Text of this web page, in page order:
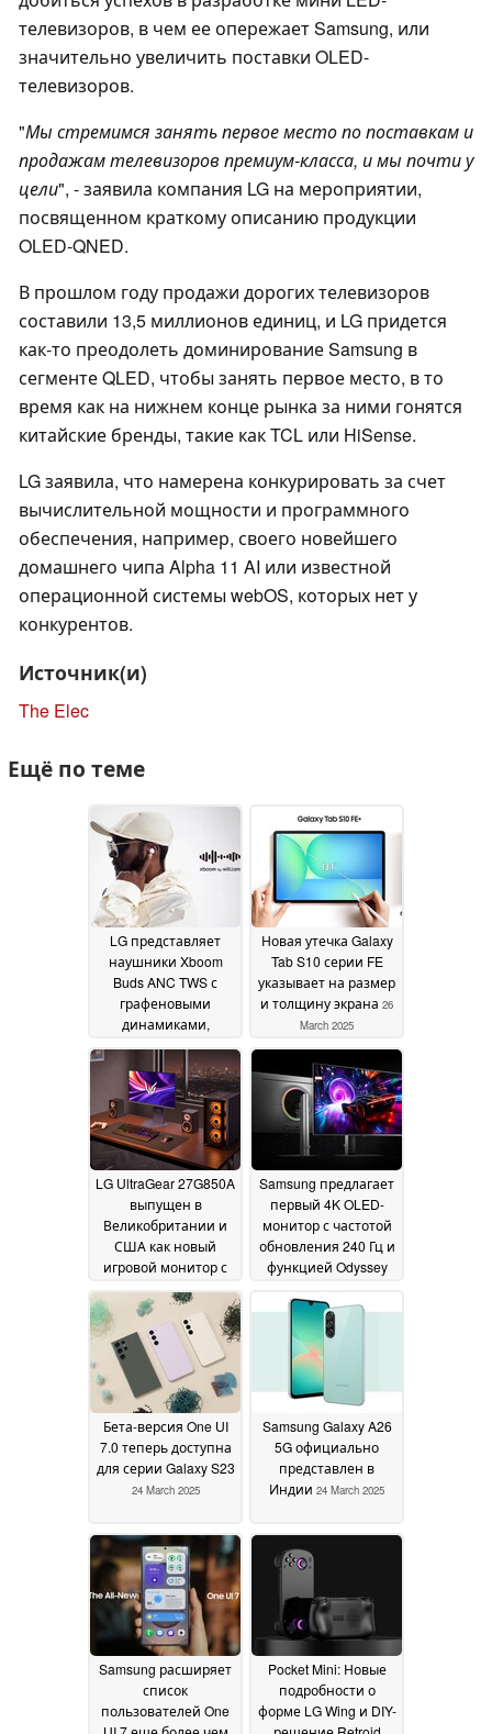
телевизоров, в чем ее опережает Samsung, или
значительно увеличить поставки OLED-
телевизоров.
"Мы стремимся занять первое место по поставкам и
продажам телевизоров премиум-класса, и мы почти у
цели", - заявила компания LG на мероприятии,
посвященном краткому описанию продукции
OLED-QNED.
В прошлом году продажи дорогих телевизоров
составили 13,5 миллионов единиц, и LG придется
как-то преодолеть доминирование Samsung в
сегменте QLED, чтобы занять первое место, в то
время как на нижнем конце рынка за ними гонятся
китайские бренды, такие как TCL или HiSense.
LG заявила, что намерена конкурировать за счет
вычислительной мощности и программного
обеспечения, например, своего новейшего
домашнего чипа Alpha 11 AI или известной
операционной системы webOS, которых нет у
конкурентов.
Источник(и)
The Elec
Ещё по теме
LG представляет
наушники Xboom
Buds ANC TWS с
графеновыми
динамиками,
настроенными
музыкантом will.i.am
15 April 2025
Новая утечка Galaxy
Tab S10 серии FE
указывает на размер
и толщину экрана 26
March 2025
LG UltraGear 27G850A
выпущен в
Великобритании и
США как новый
игровой монитор с
двойным режимом
480 Гц 26 March 2025
Samsung предлагает
первый 4K OLED-
монитор с частотой
обновления 240 Гц и
функцией Odyssey
2025
Бета-версия One UI
7.0 теперь доступна
для серии Galaxy S23
24 March 2025
Samsung Galaxy A26
5G официально
представлен в
Индии 24 March 2025
Samsung расширяет
список
пользователей One
Pocket Mini: Новые
подробности о
форме LG Wing и DIY-